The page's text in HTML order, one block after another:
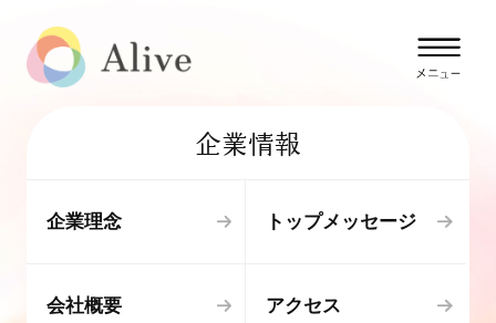
企業情報
企業理念 トップメッセージ
会社概要 アクセス